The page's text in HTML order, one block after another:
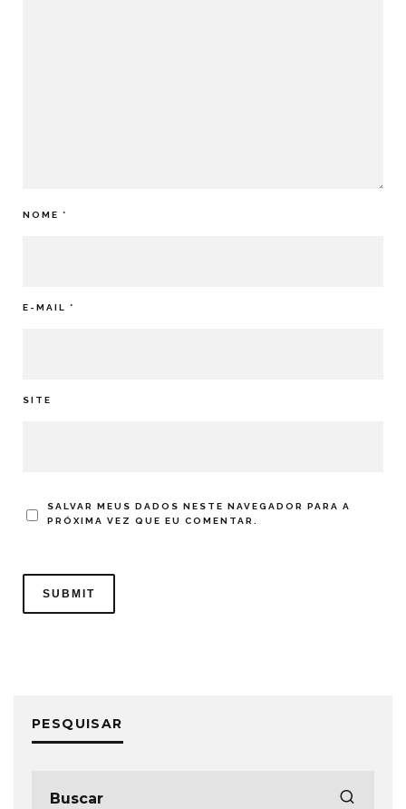
NOME *
E-MAIL *
SITE
SALVAR MEUS DADOS NESTE NAVEGADOR PARA A
PRÓXIMA VEZ QUE EU COMENTAR.
PESQUISAR